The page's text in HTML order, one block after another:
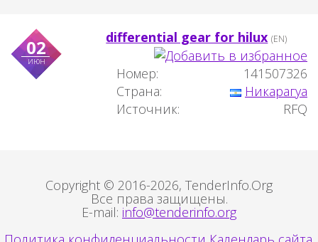
02
июн
differential gear for hilux (EN)
Номер:
141507326
Страна:
Никарагуа
Источник:
RFQ
Copyright © 2016-2026, TenderInfo.Org
Все права защищены.
E-mail: info@tenderinfo.org